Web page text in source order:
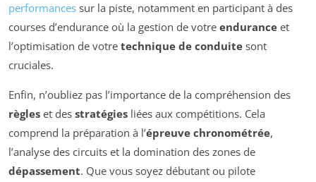
performances sur la piste, notamment en participant à des
courses d’endurance où la gestion de votre endurance et
l’optimisation de votre technique de conduite sont
cruciales.
Enfin, n’oubliez pas l’importance de la compréhension des
règles et des stratégies liées aux compétitions. Cela
comprend la préparation à l’épreuve chronométrée,
l’analyse des circuits et la domination des zones de
dépassement. Que vous soyez débutant ou pilote